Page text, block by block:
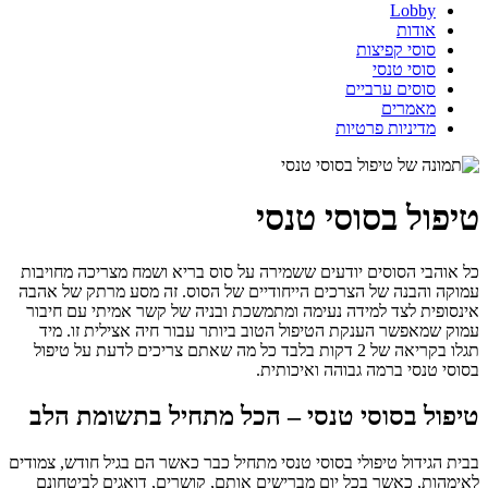
Lobby
אודות
סוסי קפיצות
סוסי טנסי
סוסים ערביים
מאמרים
מדיניות פרטיות
טיפול בסוסי טנסי
כל אוהבי הסוסים יודעים ששמירה על סוס בריא ושמח מצריכה מחויבות
עמוקה והבנה של הצרכים הייחודיים של הסוס. זה מסע מרתק של אהבה
אינסופית לצד למידה נעימה ומתמשכת ובניה של קשר אמיתי עם חיבור
עמוק שמאפשר הענקת הטיפול הטוב ביותר עבור חיה אצילית זו. מיד
תגלו בקריאה של 2 דקות בלבד כל מה שאתם צריכים לדעת על טיפול
בסוסי טנסי ברמה גבוהה ואיכותית.
טיפול בסוסי טנסי – הכל מתחיל בתשומת הלב
בבית הגידול טיפולי בסוסי טנסי מתחיל כבר כאשר הם בגיל חודש, צמודים
לאימהות, כאשר בכל יום מברישים אותם, קושרים, דואגים לביטחונם